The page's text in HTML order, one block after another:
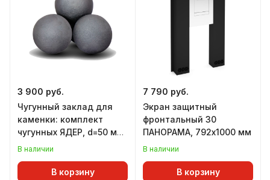
3 900 руб.
Чугунный заклад для
каменки: комплект
чугунных ЯДЕР, d=50 мм
(12 шт), ГЕФЕСТ
В наличии
В корзину
7 790 руб.
Экран защитный
фронтальный 30
ПАНОРАМА, 792х1000 мм
В наличии
В корзину